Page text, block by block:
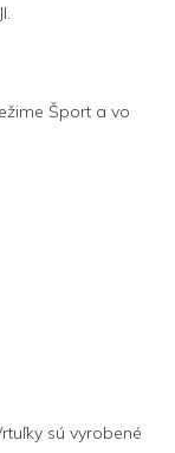
Šport a vo
sú vyrobené